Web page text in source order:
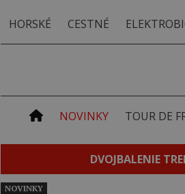
HORSKÉ CESTNÉ
NOVINKY TOUR DE
DVOJBALENIE
NOVINKY